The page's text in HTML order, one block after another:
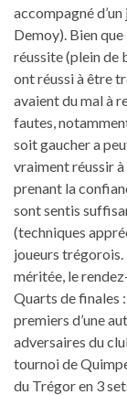
accompagné
Demoy). Bien
réussite (plein de
ont réussi à être
avaient du mal à
fautes,
soit gaucher a
vraiment réussir à
prenant la
sont sentis
(techniques
joueurs trégorois.
méritée, le
Quarts de finales
premiers d’une
adversaires du
tournoi de
du Trégor en 3